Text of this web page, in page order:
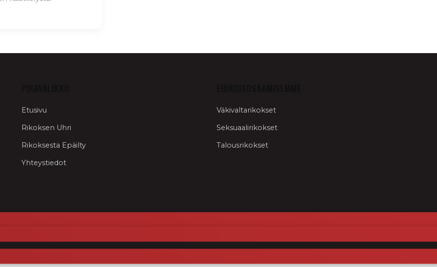
Etusivu
Rikoksen Uhri
Rikoksesta Epäilty
Yhteystiedot
Väkivaltarikokset
Seksuaalirikokset
Talousrikokset